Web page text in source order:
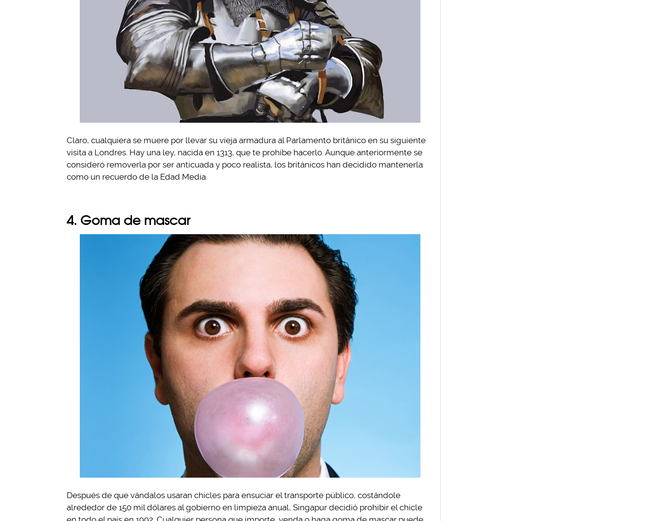
Claro, cualquiera se muere por llevar su vieja armadura al Parlamento británico en su siguiente
visita a Londres. Hay una ley, nacida en 1313, que te prohíbe hacerlo. Aunque anteriormente se
consideró removerla por ser anticuada y poco realista, los británicos han decidido mantenerla
como un recuerdo de la Edad Media.
4. Goma de mascar
Después de que vándalos usaran chicles para ensuciar el transporte público, costándole
alrededor de 150 mil dólares al gobierno en limpieza anual, Singapur decidió prohibir el chicle